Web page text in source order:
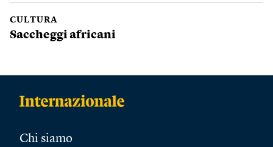
CULTURA
Saccheggi africani
Chi siamo